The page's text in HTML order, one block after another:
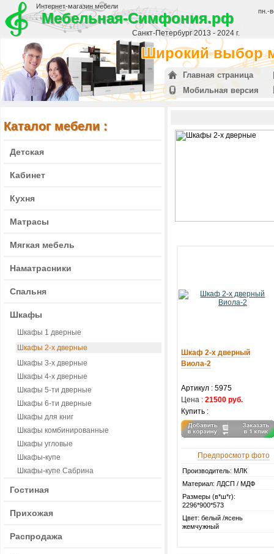
Интернет-магазин мебели
Мебельная-Симфония.рф
Санкт-Петербург 2013 - 2024 г.
пн.-
Широкий выбор
Главная страница
Мобильная версия
Каталог мебели :
Детская
Кабинет
Кухня
Матрасы
Мягкая мебель
Наматрасники
Спальня
Шкафы
Шкафы 1 дверные
Шкафы 2-х дверные
Шкафы 3-х дверные
Шкафы 4-х дверные
Шкафы 5-ти дверные
Шкафы 6-ти дверные
Шкафы для книг
Шкафы комбинированные
Шкафы угловые
Шкафы-купе
Шкафы-купе Сабрина
Гостиная
Прихожая
Распродажа
Шкаф 2-х дверный
Виола-2
Артикул : 5975
Цена : 21500 руб.
Купить :
Предпросмотр фото
Производитель: МЛК
Материал: ЛДСП / МДФ
Размеры (в*ш*г):
2296*900*573
Цвет: белый /ясень
жемчужный